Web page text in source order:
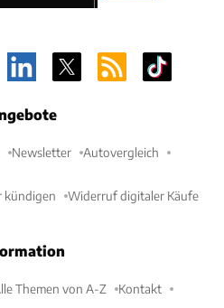
Newsletter Autovergleich
kündigen Widerruf digitaler Käufe
Themen von A-Z Kontakt